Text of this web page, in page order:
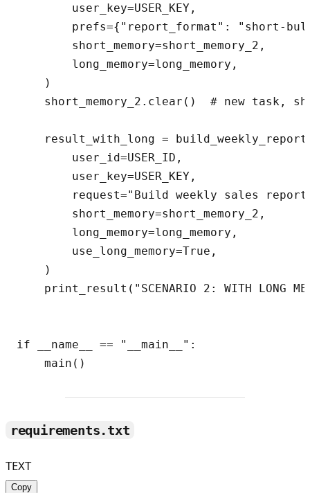
        user_key=USER_KEY,
prefs={"report_format": "short-
        short_memory=short_memory_2,
        long_memory=long_memory,
    )
short_memory_2.clear()  # new task,
result_with_long =
        user_id=USER_ID,
        user_key=USER_KEY,
request="Build weekly sales
        short_memory=short_memory_2,
        long_memory=long_memory,
        use_long_memory=True,
    )
print_result("SCENARIO 2: WITH LONG
if __name__ == "__main__":
requirements.txt
TEXT
Copy